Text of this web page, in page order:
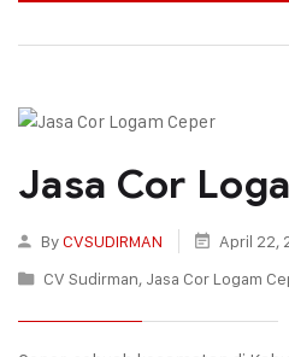
Jasa Cor
ByCVSUDIRMAN
April 22,
CV Sudirman, Jasa Cor Logam